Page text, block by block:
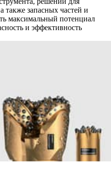
также запасных частей и
максимальный потенциал
и эффективность